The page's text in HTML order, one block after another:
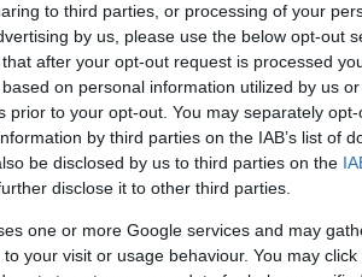
to third parties, or processing of your
by us, please use the below opt-out
after your opt-out request is processed
on personal information utilized by us
prior to your opt-out. You may separately
by third parties on the IAB’s list of
be disclosed by us to third parties on the
disclose it to other third parties.
one or more Google services and may
your visit or usage behaviour. You may
meg azon, hogy nem túl
gyakorlatilag parkolópályára
hol tart a világ és mik fognak
kell szembenézni, mint hogy
alkotni valamit, és aztán
mi a helyzet a romantikus